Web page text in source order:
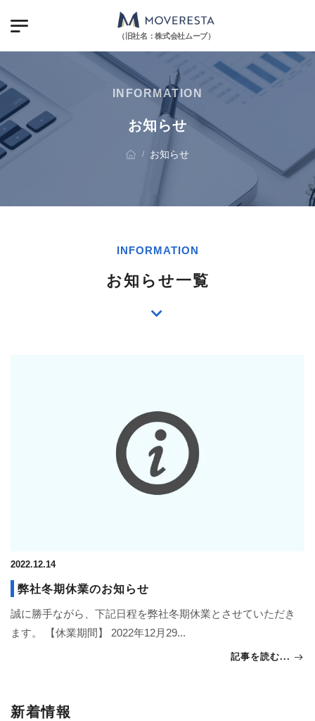
（旧社名：株式会社ムーブ）
INFORMATION
お知らせ
/ お知らせ
INFORMATION
お知らせ一覧
新着情報
2022.12.14
弊社冬期休業のお知らせ
誠に勝手ながら、下記日程を弊社冬期休業とさせていただき
ます。 【休業期間】 2022年12月29...
記事を読む...